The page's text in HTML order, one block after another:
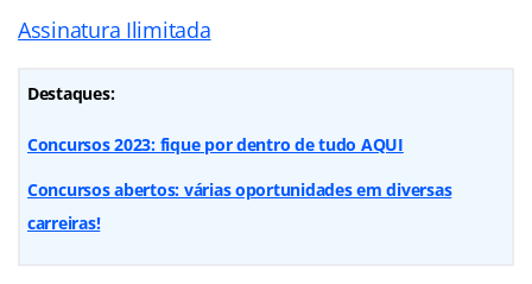
Assinatura Ilimitada
Destaques:
Concursos 2023: fique por dentro de tudo AQUI
Concursos abertos: várias oportunidades em diversas
carreiras!